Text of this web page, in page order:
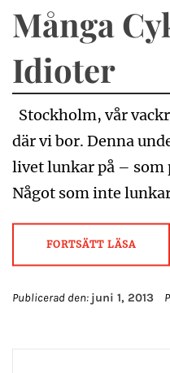
Många
Idioter
Stockholm, vår
där vi bor. Denna
livet lunkar på – som
Något som inte
FORTSÄTT LÄSA
Publicerad den: juni 1, 2013